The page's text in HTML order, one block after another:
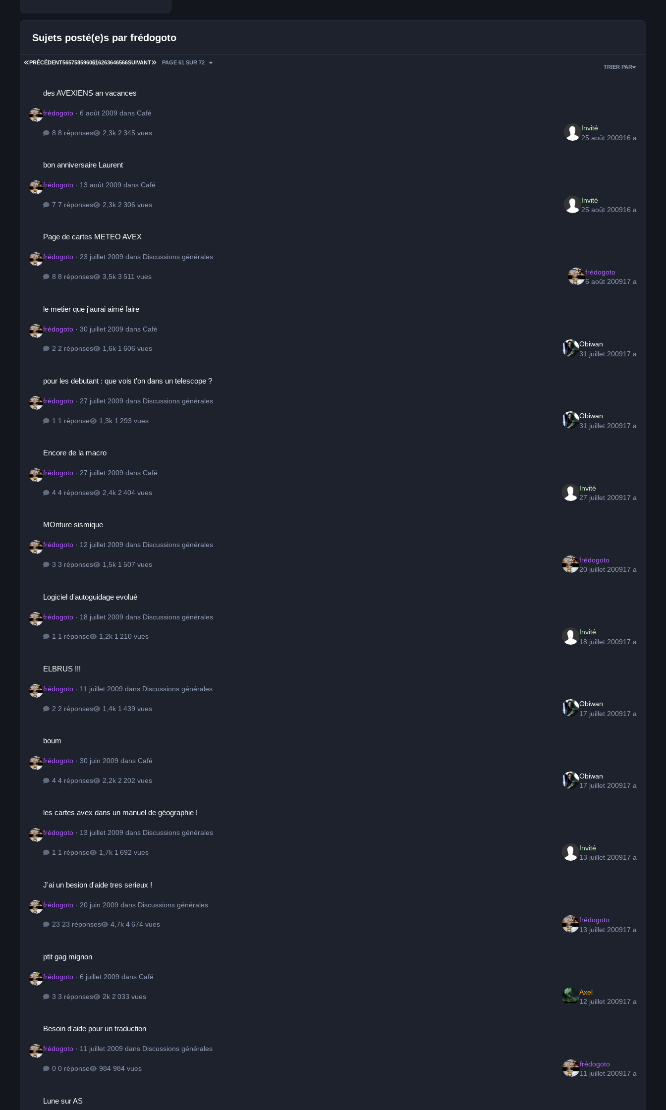
Sujets posté(e)s par frédogoto
PREMIÈRE PAGE
PRÉCÉDENT5657585960616263646566SUIVANT DERNIÈRE PAGE
PAGE 61 SUR 72
TRIER PAR
des AVEXIENS an vacances
frédogoto ·6 août 2009 dansCafé
8 réponses 2 345 vues
Invité
25 août 200916 a
bon anniversaire Laurent
frédogoto · 13 août 2009 dansCafé
7 réponses 2 306 vues
Invité
25 août 200916 a
Page de cartes METEO AVEX
frédogoto ·23 juillet 2009 dans Discussions générales
8 réponses 3 511 vues
frédogoto
6 août 200917 a
le metier que j'aurai aimé faire
frédogoto ·30 juillet 2009 dansCafé
2 réponses 1 606 vues
Obiwan
31 juillet 200917 a
pour les debutant : que vois t'on dans un telescope ?
frédogoto · 27 juillet 2009 dans Discussions générales
1 réponse 1 293 vues
Obiwan
31 juillet 200917 a
Encore de la macro
frédogoto · 27 juillet 2009 dansCafé
4 réponses 2 404 vues
Invité
27 juillet 200917 a
MOnture sismique
frédogoto · 12 juillet 2009 dans Discussions générales
3 réponses 1 507 vues
frédogoto
20 juillet 200917 a
Logiciel d'autoguidage evolué
frédogoto · 18 juillet 2009 dans Discussions générales
1 réponse 1 210 vues
Invité
18 juillet 200917 a
ELBRUS !!!
frédogoto · 11 juillet 2009 dans Discussions générales
2 réponses 1 439 vues
Obiwan
17 juillet 200917 a
boum
frédogoto ·30 juin 2009 dansCafé
4 réponses 2 202 vues
Obiwan
17 juillet 200917 a
les cartes avex dans un manuel de géographie !
frédogoto · 13 juillet 2009 dans Discussions générales
1 réponse 1 692 vues
Invité
13 juillet 200917 a
J'ai un besion d'aide tres serieux !
frédogoto · 20 juin 2009 dans Discussions générales
23 réponses 4 674 vues
frédogoto
13 juillet 200917 a
ptit gag mignon
frédogoto ·6 juillet 2009 dansCafé
3 réponses 2 033 vues
Axel
12 juillet 200917 a
Besoin d'aide pour un traduction
frédogoto · 11 juillet 2009 dans Discussions générales
0 réponse 984 vues
frédogoto
11 juillet 200917 a
Lune sur AS